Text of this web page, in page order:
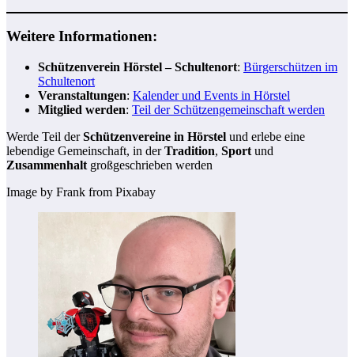
Weitere Informationen:
Schützenverein Hörstel – Schultenort: Bürgerschützen im
Schultenort
Veranstaltungen: Kalender und Events in Hörstel
Mitglied werden: Teil der Schützengemeinschaft werden
Werde Teil derSchützenvereine in Hörstel und erlebe eine
lebendige Gemeinschaft, in derTradition, Sport und
Zusammenhalt großgeschrieben werden
Image by Frank from Pixabay